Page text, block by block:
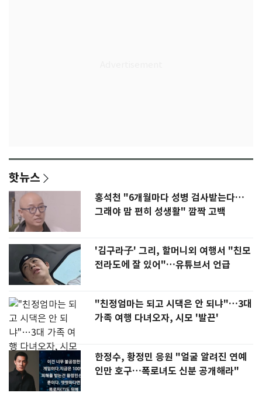
핫뉴스
홍석천 "6개월마다 성병 검사받는다…
그래야 맘 편히 성생활" 깜짝 고백
'김구라子' 그리, 할머니외 여행서 "친모
전라도에 잘 있어"…유튜브서 언급
"친정엄마는 되고 시댁은 안 되냐"…3대
가족 여행 다녀오자, 시모 '발끈'
한정수, 황정민 응원 "얼굴 알려진 연예
인만 호구…폭로녀도 신분 공개해라"